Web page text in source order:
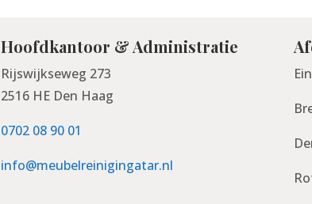
Hoofdkantoor & Administratie
Rijswijkseweg 273
2516 HE Den Haag
0702 08 90 01
info@meubelreinigingatar.nl